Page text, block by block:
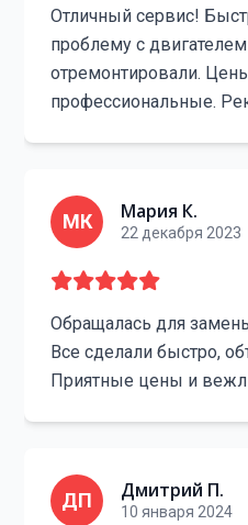
Отличный сервис!
проблему с
отремонтировали.
профессиональные.
МК Мария К.
22 декабря 2023
Обращалась для
Все сделали быстро,
Приятные цены и
ДП Дмитрий П.
10 января 2024